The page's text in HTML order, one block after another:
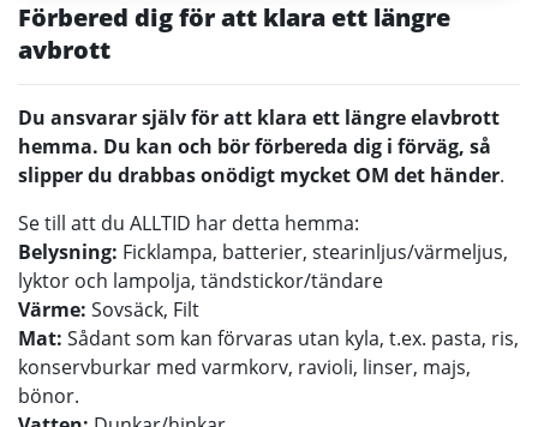
Förbered dig för att klara ett längre
avbrott
Du ansvarar själv för att klara ett längre elavbrott
hemma. Du kan och bör förbereda dig i förväg, så
slipper du drabbas onödigt mycket OM det händer.
Se till att du ALLTID har detta hemma:
Belysning: Ficklampa, batterier, stearinljus/värmeljus,
lyktor och lampolja, tändstickor/tändare
Värme: Sovsäck, Filt
Mat: Sådant som kan förvaras utan kyla, t.ex. pasta, ris,
konservburkar med varmkorv, ravioli, linser, majs,
bönor.